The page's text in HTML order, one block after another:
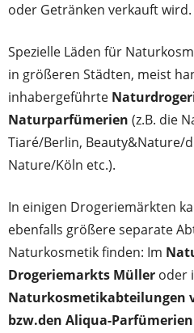
oder Getränken verkauft wird.
Spezielle Läden für
in größeren Städten, meist
inhabergeführte
Naturparfümerien (z.B. die
Tiaré/Berlin, Beauty&Nature/
Nature/Köln etc.).
In einigen Drogeriemärkten
ebenfalls größere separate
Naturkosmetik finden: Im
Drogeriemarkts Müller oder
Naturkosmetikabteilungen
bzw.den Aliqua-Parfümerien